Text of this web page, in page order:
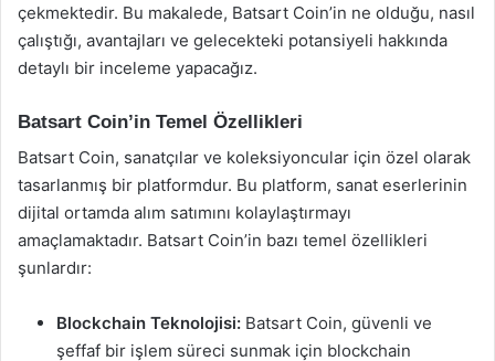
çekmektedir. Bu makalede, Batsart Coin’in ne olduğu, nasıl
çalıştığı, avantajları ve gelecekteki potansiyeli hakkında
detaylı bir inceleme yapacağız.
Batsart Coin’in Temel Özellikleri
Batsart Coin, sanatçılar ve koleksiyoncular için özel olarak
tasarlanmış bir platformdur. Bu platform, sanat eserlerinin
dijital ortamda alım satımını kolaylaştırmayı
amaçlamaktadır. Batsart Coin’in bazı temel özellikleri
şunlardır:
Blockchain Teknolojisi: Batsart Coin, güvenli ve
şeffaf bir işlem süreci sunmak için blockchain